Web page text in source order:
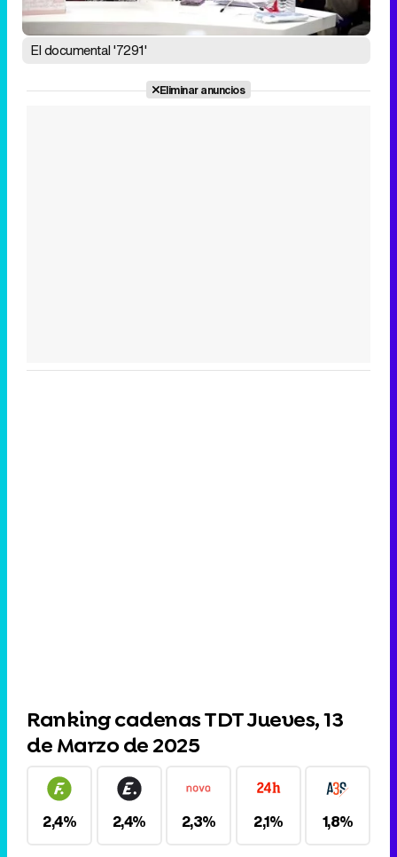
El documental '7291'
Eliminar anuncios
Ranking cadenas TDT Jueves, 13
de Marzo de 2025
2,4% 2,4% 2,3% 2,1% 1,8%